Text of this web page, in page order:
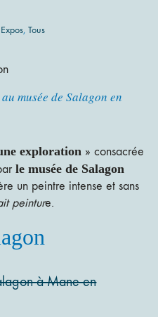
Expos, Tous
musée de Salagon en
exploration » consacrée
le musée de Salagon
un peintre intense et sans
peinture.
à Mane en